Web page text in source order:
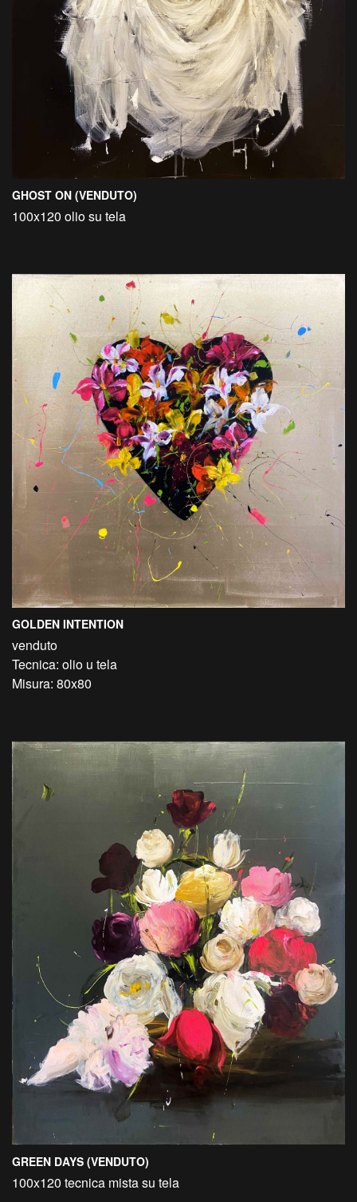
GHOST ON (VENDUTO)
100x120 olio su tela
GOLDEN INTENTION
venduto
Tecnica: olio u tela
Misura: 80x80
GREEN DAYS (VENDUTO)
100x120 tecnica mista su tela